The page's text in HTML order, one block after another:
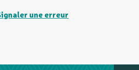
une erreur